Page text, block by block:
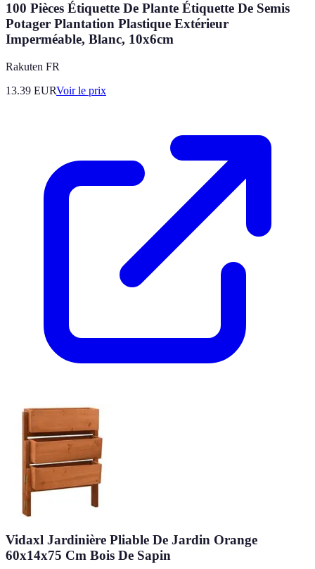
100 Pièces Étiquette De Plante Étiquette De Semis
Potager Plantation Plastique Extérieur
Imperméable, Blanc, 10x6cm
Rakuten FR
13.39 EURVoir le prix
Vidaxl Jardinière Pliable De Jardin Orange
60x14x75 Cm Bois De Sapin